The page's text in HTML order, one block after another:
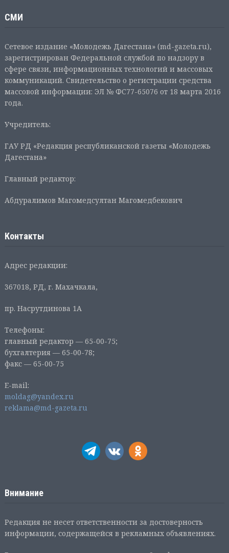
СМИ
Сетевое издание «Молодежь Дагестана» (md-gazeta.ru),
зарегистрирован Федеральной службой по надзору в
сфере связи, информационных технологий и массовых
коммуникаций. Свидетельство о регистрации средства
массовой информации: ЭЛ № ФС77-65076 от 18 марта 2016
года.
Учредитель:
ГАУ РД «Редакция республиканской газеты «Молодежь
Дагестана»
Главный редактор:
Абдуралимов Магомедсултан Магомедбекович
Контакты
Адрес редакции:
367018, РД, г. Махачкала,
пр. Насрутдинова 1А
Телефоны:
главный редактор — 65-00-75;
бухгалтерия — 65-00-78;
факс — 65-00-75
E-mail:
moldag@yandex.ru
reklama@md-gazeta.ru
Внимание
Редакция не несет ответственности за достоверность
информации, содержащейся в рекламных объявлениях.